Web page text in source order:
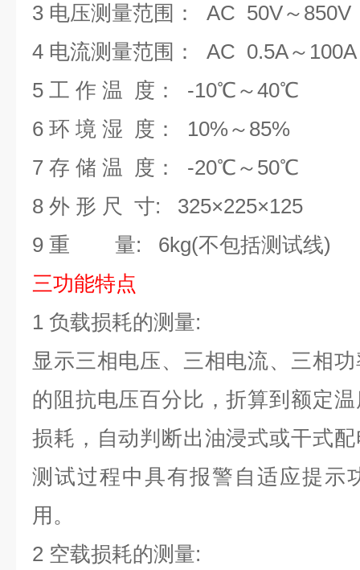
3 电压测量范围： AC 50V～850V
4 电流测量范围： AC 0.5A～100A
5 工 作 温 度： -10℃～40℃
6 环 境 湿 度： 10%～85%
7 存 储 温 度： -20℃～50℃
8 外 形 尺 寸: 325×225×125
9 重 量: 6kg(不包括测试线)
三功能特点
1 负载损耗的测量:
显示三相电压、三相电流、三相
的阻抗电压百分比，折算到额定
损耗，自动判断出油浸式或干式
测试过程中具有报警自适应提示
用。
2 空载损耗的测量: